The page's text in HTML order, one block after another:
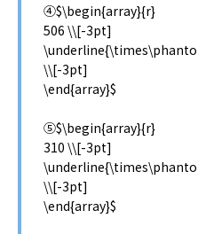
④$\begin{array}{r}
506 \\[-3pt]
\\[-3pt]
\end{array}$
⑤$\begin{array}{r}
310 \\[-3pt]
\\[-3pt]
\end{array}$